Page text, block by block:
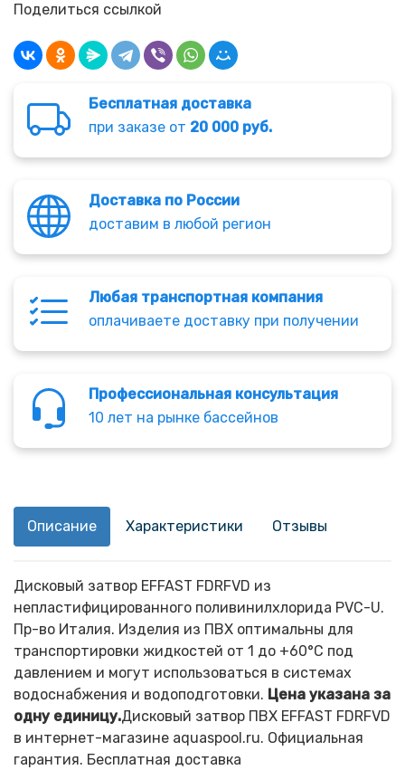
Поделиться ссылкой
Бесплатная доставка
при заказе от 20 000 руб.
Доставка по России
доставим в любой регион
Любая транспортная компания
оплачиваете доставку при получении
Профессиональная консультация
10 лет на рынке бассейнов
Описание Характеристики Отзывы
Дисковый затвор EFFAST FDRFVD из
непластифицированного поливинилхлорида PVC-U.
Пр-во Италия. Изделия из ПВХ оптимальны для
транспортировки жидкостей от 1 до +60°C под
давлением и могут использоваться в системах
водоснабжения и водоподготовки. Цена указана за
одну единицу.Дисковый затвор ПВХ EFFAST FDRFVD
в интернет-магазине aquaspool.ru. Официальная
гарантия. Бесплатная доставка